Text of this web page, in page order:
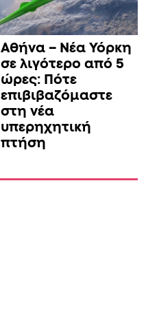
Αθήνα – Νέα Υόρκη
σε λιγότερο από 5
ώρες: Πότε
επιβιβαζόμαστε
στη νέα
υπερηχητική
πτήση